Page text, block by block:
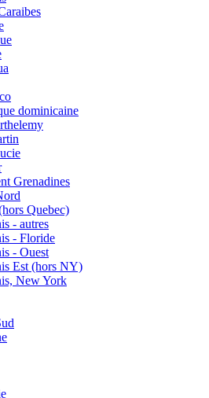
dominicaine
Grenadines
Quebec)
- autres
- Floride
- Ouest
Est (hors NY)
New York